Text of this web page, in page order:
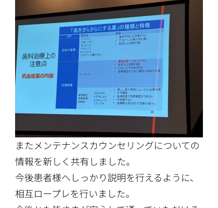
またメンテナンスカウンセリングについての
情報を新しく共有しました。
今後患者様へしっかり説明を行えるように、
相互ロープレを行いました。